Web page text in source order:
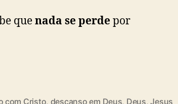
quenada se perdepor
com Cristo, descanso em Deus, Deus,Jesus